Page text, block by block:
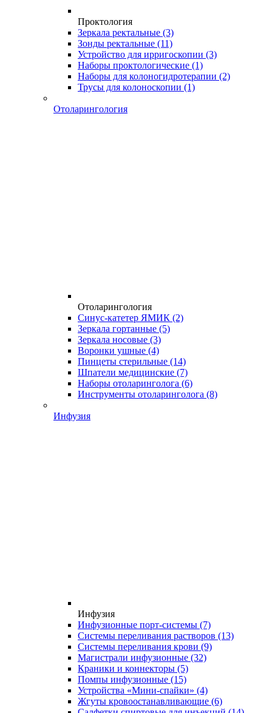
Проктология
Зеркала ректальные (3)
Зонды ректальные (11)
Устройство для ирригоскопии (3)
Наборы проктологические (1)
Наборы для колоногидротерапии (2)
Трусы для колоноскопии (1)
Отоларингология
Отоларингология
Синус-катетер ЯМИК (2)
Зеркала гортанные (5)
Зеркала носовые (3)
Воронки ушные (4)
Пинцеты стерильные (14)
Шпатели медицинские (7)
Наборы отоларинголога (6)
Инструменты отоларинголога (8)
Инфузия
Инфузия
Инфузионные порт-системы (7)
Системы переливания растворов (13)
Системы переливания крови (9)
Магистрали инфузионные (32)
Краники и коннекторы (5)
Помпы инфузионные (15)
Устройства «Мини-спайки» (4)
Жгуты кровоостанавливающие (6)